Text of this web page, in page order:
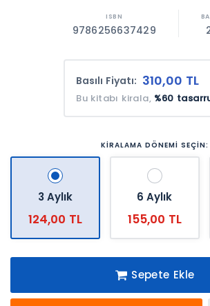
9786256637429
Basılı Fiyatı: 310,00 TL
Bu kitabı kirala, %60
KİRALAMA DÖNEMİ SEÇİN:
3 Aylık
124,00 TL
6 Aylık
155,00 TL
Sepete Ekle